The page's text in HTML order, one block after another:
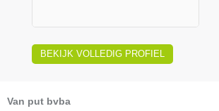
BEKIJK VOLLEDIG PROFIEL
Van put bvba